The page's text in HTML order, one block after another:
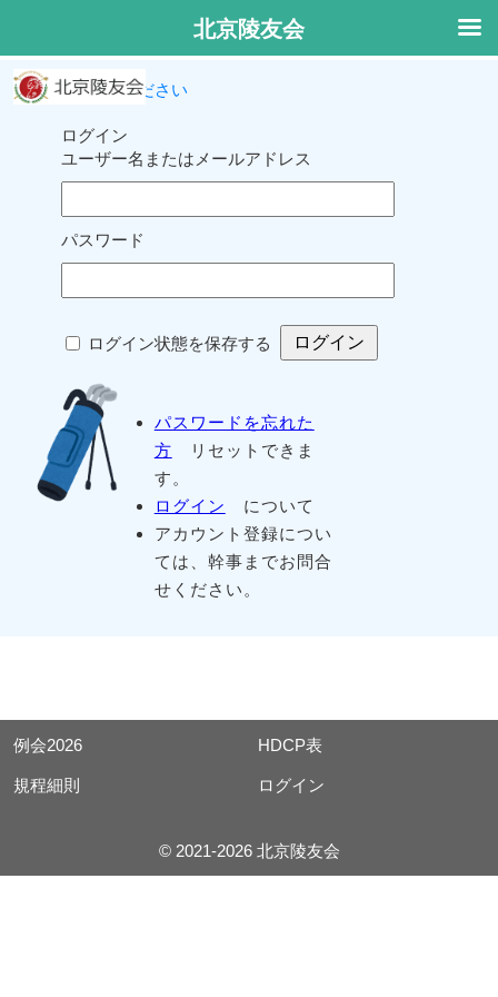
ログインしてください
ログイン
ユーザー名またはメールアドレス
パスワード
ログイン状態を保存する
パスワードを忘れた
方 リセットできま
す。
ログイン
について
アカウント登録につい
ては、幹事までお問合
せください。
例会2026 HDCP表
規程細則 ログイン
© 2021-2026 北京陵友会
北京陵友会